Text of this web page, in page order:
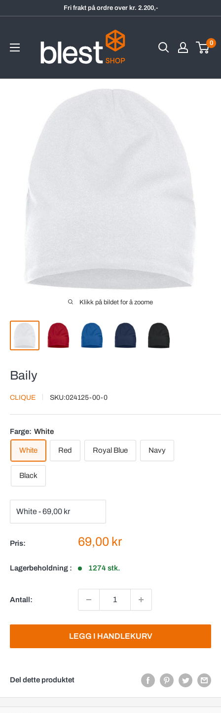
Fri frakt på ordre over kr. 2.200,-
0
Klikk på bildet for å zoome
Baily
CLIQUE SKU:024125-00-0
Farge: White
White Red Royal Blue Navy
Black
Pris: Salgspris
69,00 kr
Lagerbeholdning : 1274 stk.
Antall:
LEGG I HANDLEKURV
Del dette produktet